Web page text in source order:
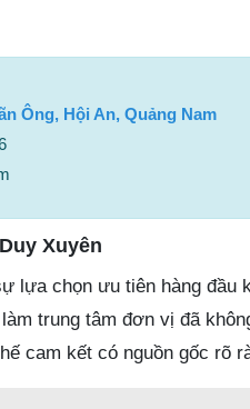
Ông, Hội An, Quảng Nam
Xuyên
lựa chọn ưu tiên hàng
trung tâm đơn vị đã
cam kết có nguồn gốc rõ